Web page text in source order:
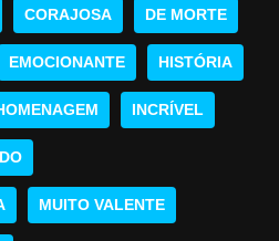
CORAJOSA DE MORTE
EMOCIONANTE HISTÓRIA
INCRÍVEL
MUITO VALENTE